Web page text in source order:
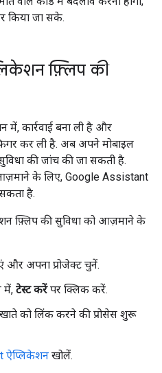
किया जा सके.
फ़्लिप की
कार्रवाई बना ली है और
कर ली है. अब अपने मोबाइल
की जांच की जा सकती है.
के लिए, Google Assistant
है.
फ़्लिप की सुविधा को आज़माने के
और अपना प्रोजेक्ट चुनें.
में, टेस्ट करेंपर क्लिक करें.
को लिंक करने की प्रोसेस शुरू
ऐप्लिकेशन खोलें.